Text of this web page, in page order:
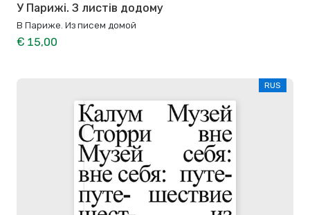
У Парижі. З листів додому
В Париже. Из писем домой
€ 15,00
RUS